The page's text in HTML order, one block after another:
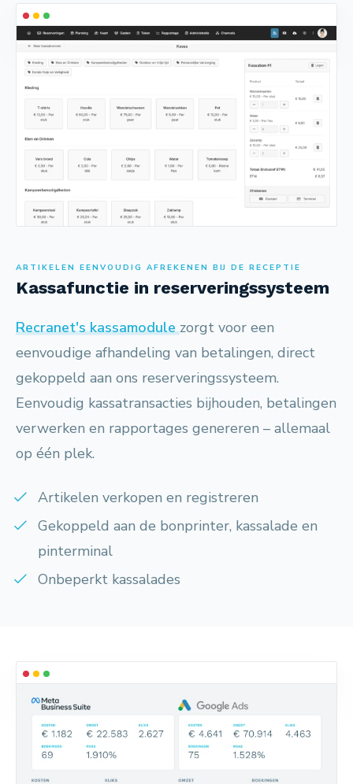
ARTIKELEN EENVOUDIG AFREKENEN BIJ DE RECEPTIE
Kassafunctie in reserveringssysteem
Recranet's kassamodulezorgt voor een
eenvoudige afhandeling van betalingen, direct
gekoppeld aan ons reserveringssysteem.
Eenvoudig kassatransacties bijhouden, betalingen
verwerken en rapportages genereren – allemaal
op één plek.
Artikelen verkopen en registreren
Gekoppeld aan de bonprinter, kassalade en
pinterminal
Onbeperkt kassalades